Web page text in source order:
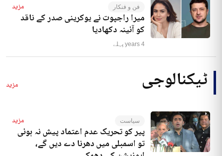
فن و فنکار مزید
میرا راجپوت نے یوکرینی صدر کے ناقد
کو آئینہ دکھادیا
4 years پہلے
ٹیکنالوجی مزید
سیاست مزید
پیر کو تحریک عدم اعتماد پیش نہ ہوئی
تو اسمبلی میں دھرنا دے دیں گے،